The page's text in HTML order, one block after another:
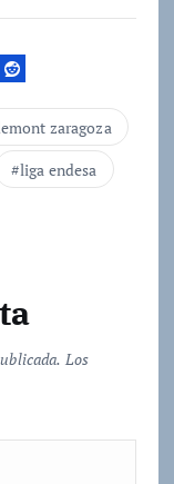
zaragoza
liga endesa
Los